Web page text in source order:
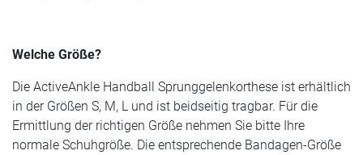
Welche Größe?
Die ActiveAnkle Handball Sprunggelenkorthese ist erhältlich
in der Größen S, M, L und ist beidseitig tragbar. Für die
Ermittlung der richtigen Größe nehmen Sie bitte Ihre
normale Schuhgröße. Die entsprechende Bandagen-Größe